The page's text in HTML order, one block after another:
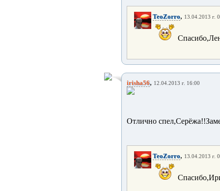
TeoZorro, 13.04.2013 г.
irisha56, 12.04.2013 г. 16:00
Отлично
TeoZorro, 13.04.2013 г.